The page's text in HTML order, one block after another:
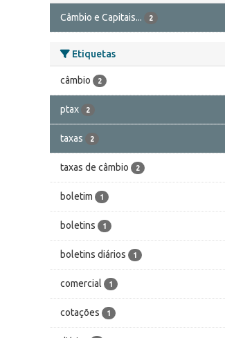
Câmbio e Capitais... 2
Etiquetas
câmbio 2
ptax 2
taxas 2
taxas de câmbio 2
boletim 1
boletins 1
boletins diários 1
comercial 1
cotações 1